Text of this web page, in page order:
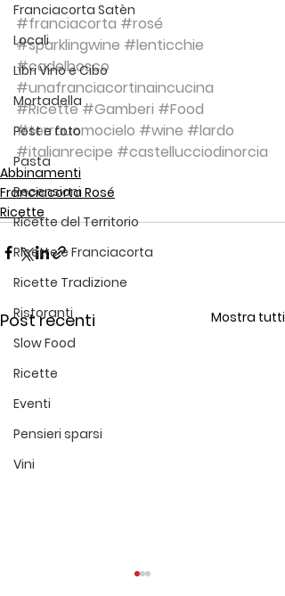
Franciacorta Satèn
Locali
Libri Vino e Cibo
Mortadella
Post e foto
Pasta
Recensioni
Ricette del Territorio
Ricette e Franciacorta
Ricette Tradizione
Ristoranti
Slow Food
Ricette
Eventi
Pensieri sparsi
Vini
#franciacorta #rosé
#sparklingwine #lenticchie
#cadelbosco
#unafranciacortinaincucina
#Ricette #Gamberi #Food
#terrauomocielo #wine #lardo
#italianrecipe #castellucciodinorcia
Abbinamenti
Franciacorta Rosé
Ricette
Post recenti Mostra tutti